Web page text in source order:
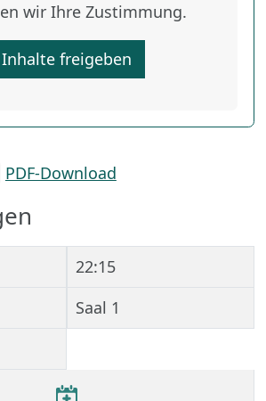
wir Ihre Zustimmung.
Inhalte freigeben
PDF-Download
22:15
Saal 1